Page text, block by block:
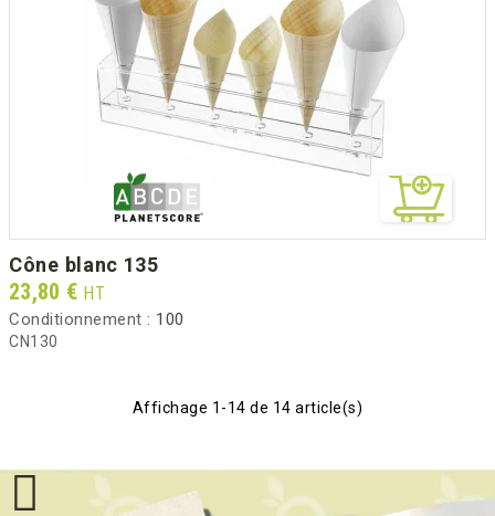
cône blanc 135
Prix
23,80 € HT
Conditionnement : 100
CN130
Affichage 1-14 de 14 article(s)